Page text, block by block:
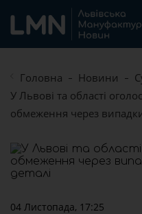
Головна Новини
У Львові та області
обмеження через
04 Листопада, 17:25